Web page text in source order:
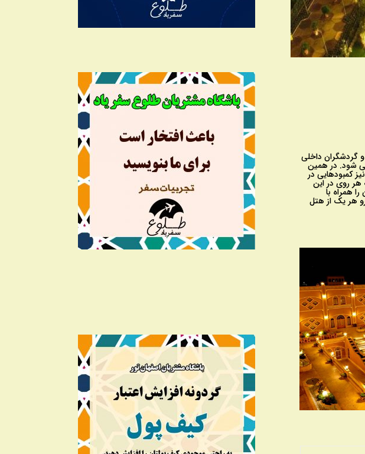
گردشگران داخلی
شود. در همین
کمبودهایی در
هر روی در این
همراه با
هر یک از هتل